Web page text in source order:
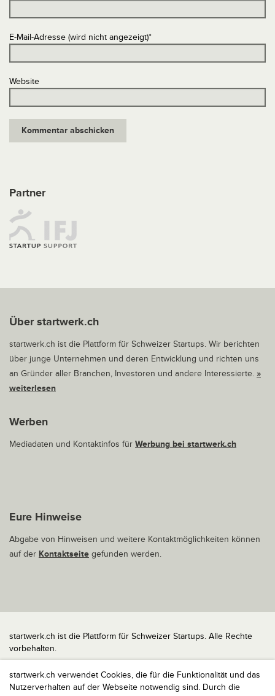
startwerk.ch verwendet Cookies, die für die Funktionalität und das
Nutzerverhalten auf der Webseite notwendig sind. Durch die
E-Mail-Adresse (wird nicht angezeigt)*
Website
Partner
Über startwerk.ch
startwerk.ch ist die Plattform für Schweizer Startups. Wir berichten
über junge Unternehmen und deren Entwicklung und richten uns
an Gründer aller Branchen, Investoren und andere Interessierte. »
weiterlesen
Werben
Mediadaten und Kontaktinfos für Werbung bei startwerk.ch
Eure Hinweise
Abgabe von Hinweisen und weitere Kontaktmöglichkeiten können
auf der Kontaktseite gefunden werden.
startwerk.ch ist die Plattform für Schweizer Startups. Alle Rechte
vorbehalten.
Impressum
Kontakt